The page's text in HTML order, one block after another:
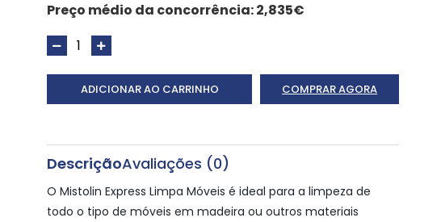
Preço médio da concorrência:2,835€
ADICIONAR AO CARRINHO COMPRAR AGORA
DescriçãoAvaliações (0)
O Mistolin Express Limpa Móveis é ideal para a limpeza de
todo o tipo de móveis em madeira ou outros materiais